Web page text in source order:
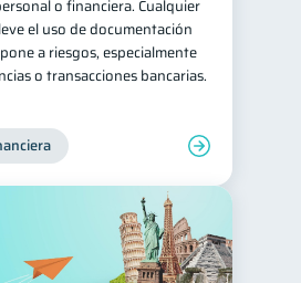
o financiera. Cualquier
el uso de documentación
a riesgos, especialmente
o transacciones bancarias.